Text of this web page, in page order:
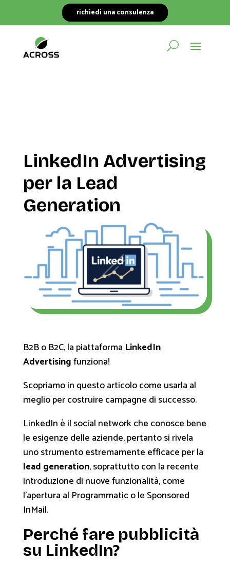
richiedi una consulenza
LinkedIn Advertising
per la Lead
Generation
B2B o B2C, la piattaforma LinkedIn
Advertisingfunziona!
Scopriamo in questo articolo come usarla al
meglio per costruire campagne di successo.
LinkedIn è il social network che conosce bene
le esigenze delle aziende, pertanto si rivela
uno strumento estremamente efficace per la
lead generation, soprattutto con la recente
introduzione di nuove funzionalità, come
l’apertura al Programmatic o le Sponsored
InMail.
Perché fare pubblicità
su LinkedIn?